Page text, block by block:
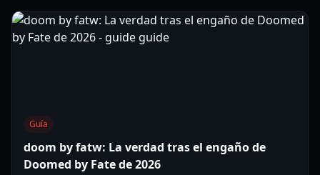
Guía
doom by fatw: La verdad tras el engaño de
Doomed by Fate de 2026